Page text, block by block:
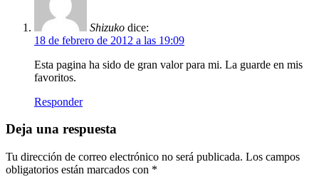
Shizuko dice:
18 de febrero de 2012 a las 19:09
Esta pagina ha sido de gran valor para mi. La guarde en mis
favoritos.
Responder
Deja una respuesta
Tu dirección de correo electrónico no será publicada. Los campos
obligatorios están marcados con *